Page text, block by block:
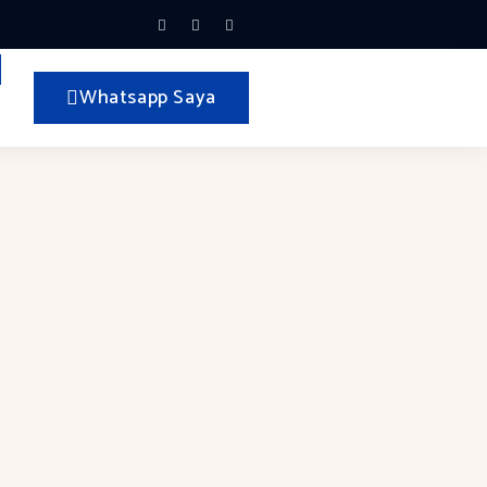
Facebook-
f
TiktokWhatsapp
Whatsapp Saya